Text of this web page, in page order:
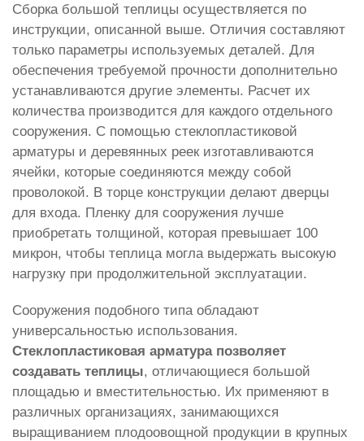
Сборка большой теплицы осуществляется по
инструкции, описанной выше. Отличия составляют
только параметры используемых деталей. Для
обеспечения требуемой прочности дополнительно
устанавливаются другие элементы. Расчет их
количества производится для каждого отдельного
сооружения. С помощью стеклопластиковой
арматуры и деревянных реек изготавливаются
ячейки, которые соединяются между собой
проволокой. В торце конструкции делают дверцы
для входа. Пленку для сооружения лучше
приобретать толщиной, которая превышает 100
микрон, чтобы теплица могла выдержать высокую
нагрузку при продолжительной эксплуатации.
Сооружения подобного типа обладают
универсальностью использования.
Стеклопластиковая арматура позволяет
создавать теплицы, отличающиеся большой
площадью и вместительностью. Их применяют в
различных организациях, занимающихся
выращиванием плодоовощной продукции в крупных